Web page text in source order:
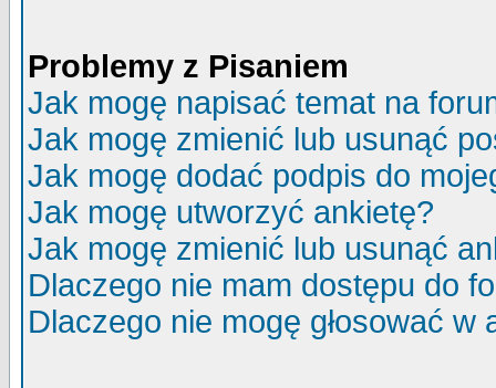
Problemy z Pisaniem
Jak mogę napisać temat na
Jak mogę zmienić lub usunąć
Jak mogę dodać podpis do
Jak mogę utworzyć ankietę?
Jak mogę zmienić lub usunąć
Dlaczego nie mam dostępu do
Dlaczego nie mogę głosować w